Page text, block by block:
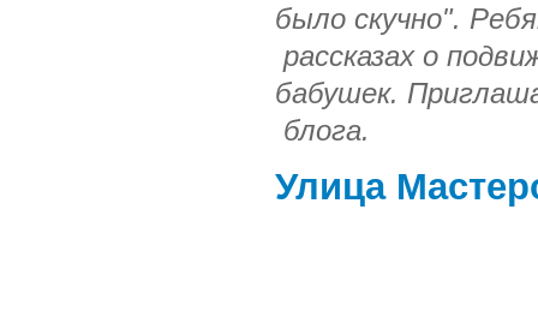
было скучно".
рассказах о
бабушек.
блога.
Улица